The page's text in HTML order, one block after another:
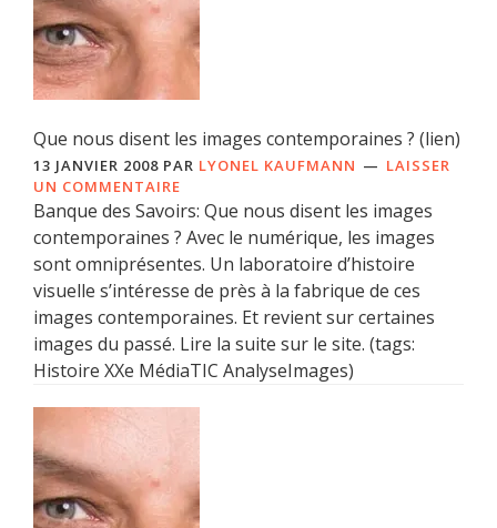
Que nous disent les images contemporaines ? (lien)
13 JANVIER 2008 PAR LYONEL KAUFMANN
LAISSER
UN COMMENTAIRE
Banque des Savoirs: Que nous disent les images
contemporaines ? Avec le numérique, les images
sont omniprésentes. Un laboratoire d’histoire
visuelle s’intéresse de près à la fabrique de ces
images contemporaines. Et revient sur certaines
images du passé. Lire la suite sur le site. (tags:
Histoire XXe MédiaTIC AnalyseImages)